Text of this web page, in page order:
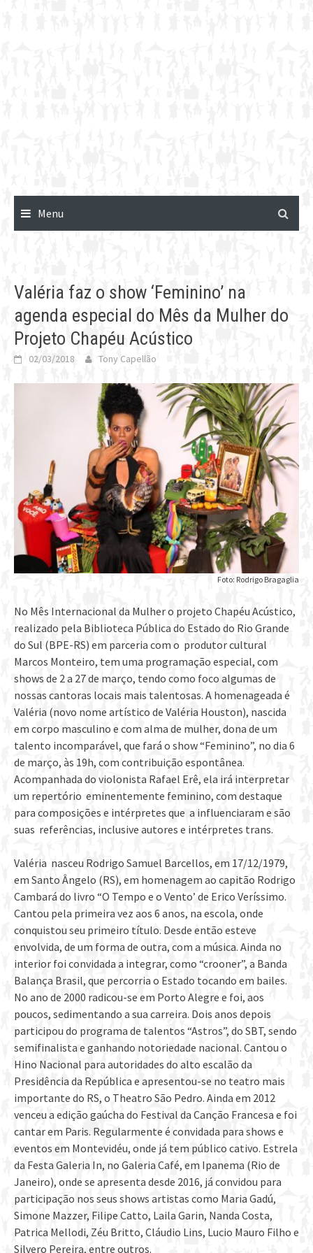
Menu
Valéria faz o show ‘Feminino’ na
agenda especial do Mês da Mulher do
Projeto Chapéu Acústico
02/03/2018 Tony Capellão
Foto: Rodrigo Bragaglia
No Mês Internacional da Mulher o projeto Chapéu Acústico,
realizado pela Biblioteca Pública do Estado do Rio Grande
do Sul (BPE-RS) em parceria com o produtor cultural
Marcos Monteiro, tem uma programação especial, com
shows de 2 a 27 de março, tendo como foco algumas de
nossas cantoras locais mais talentosas. A homenageada é
Valéria (novo nome artístico de Valéria Houston), nascida
em corpo masculino e com alma de mulher, dona de um
talento incomparável, que fará o show “Feminino”, no dia 6
de março, às 19h, com contribuição espontânea.
Acompanhada do violonista Rafael Erê, ela irá interpretar
um repertório eminentemente feminino, com destaque
para composições e intérpretes que a influenciaram e são
suas referências, inclusive autores e intérpretes trans.
Valéria nasceu Rodrigo Samuel Barcellos, em 17/12/1979,
em Santo Ângelo (RS), em homenagem ao capitão Rodrigo
Cambará do livro “O Tempo e o Vento’ de Erico Veríssimo.
Cantou pela primeira vez aos 6 anos, na escola, onde
conquistou seu primeiro título. Desde então esteve
envolvida, de um forma de outra, com a música. Ainda no
interior foi convidada a integrar, como “crooner”, a Banda
Balança Brasil, que percorria o Estado tocando em bailes.
No ano de 2000 radicou-se em Porto Alegre e foi, aos
poucos, sedimentando a sua carreira. Dois anos depois
participou do programa de talentos “Astros”, do SBT, sendo
semifinalista e ganhando notoriedade nacional. Cantou o
Hino Nacional para autoridades do alto escalão da
Presidência da República e apresentou-se no teatro mais
importante do RS, o Theatro São Pedro. Ainda em 2012
venceu a edição gaúcha do Festival da Canção Francesa e foi
cantar em Paris. Regularmente é convidada para shows e
eventos em Montevidéu, onde já tem público cativo. Estrela
da Festa Galeria In, no Galeria Café, em Ipanema (Rio de
Janeiro), onde se apresenta desde 2016, já convidou para
participação nos seus shows artistas como Maria Gadú,
Simone Mazzer, Filipe Catto, Laila Garin, Nanda Costa,
Patrica Mellodi, Zéu Britto, Cláudio Lins, Lucio Mauro Filho e
Silvero Pereira, entre outros.